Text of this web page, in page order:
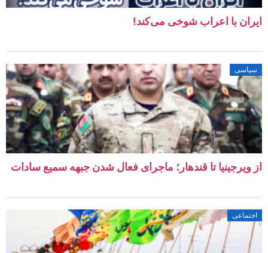
ایران با اعراب شوخی می‌کند!
سیاسی
از ویرجینیا تا قندهار؛ ماجرای فعال شدن جبهه سمیع سادات
اجتماعی